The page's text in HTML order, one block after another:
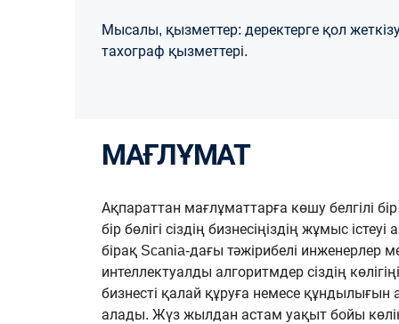
Мысалы, қызметтер: деректерге қол
тахограф қызметтері.
МАҒЛҰМАТ
Ақпараттан мағлұматтарға көшу белгілі
бір бөлігі сіздің бизнесіңіздің жұмыс
бірақ Scania-дағы тәжірибелі инженерлер
интеллектуалды алгоритмдер сіздің
бизнесті қалай құруға немесе
алады. Жүз жылдан астам уақыт бойы